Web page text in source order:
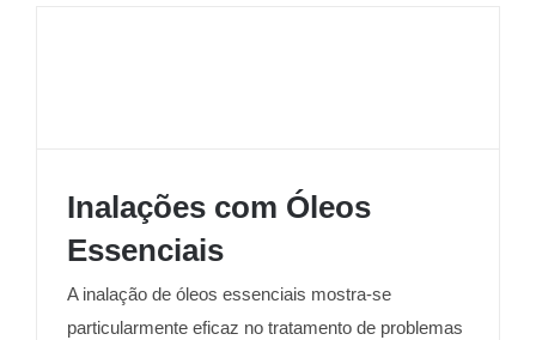
Inalações com Óleos Essenciais
Inalações com Óleos
Essenciais
A inalação de óleos essenciais mostra-se
particularmente eficaz no tratamento de problemas